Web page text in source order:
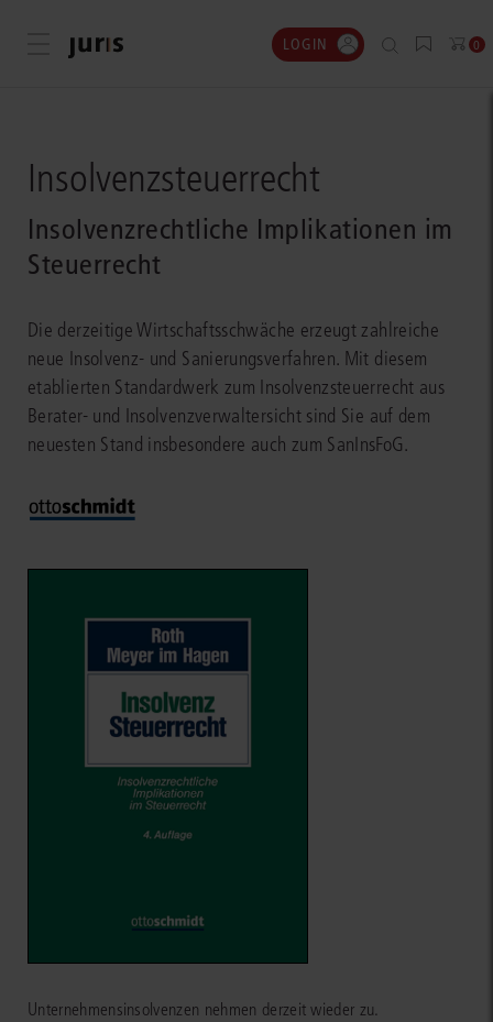
Menü öffnen LOGIN 0
Insolvenzsteuerrecht
Insolvenzrechtliche Implikationen im
Steuerrecht
Die derzeitige Wirtschaftsschwäche erzeugt zahlreiche
neue Insolvenz- und Sanierungsverfahren. Mit diesem
etablierten Standardwerk zum Insolvenzsteuerrecht aus
Berater- und Insolvenzverwaltersicht sind Sie auf dem
neuesten Stand insbesondere auch zum SanInsFoG.
Unternehmensinsolvenzen nehmen derzeit wieder zu.